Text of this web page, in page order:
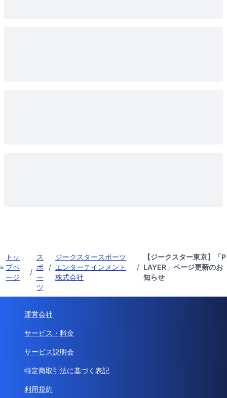
トッ
プペ
ージ
/
ス
ポ
ー
ツ
/
ジークスタースポーツ
エンターテインメント
株式会社
/
【ジークスター東京】「P
LAYER」ページ更新のお
知らせ
運営会社
サービス・料金
サービス説明会
特定商取引法に基づく表記
利用規約